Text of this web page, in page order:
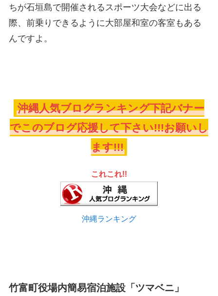
ちが石垣島で開催されるスポーツ大会などに出る
際、前乗りできるように大部屋和室の客室もある
んですよ。
沖縄人気ブログランキング下記バナー
でこのブログ応援して下さい!!!お願いし
ます!!!
これこれ!!
沖縄ランキング
竹富町役場内簡易宿泊施設「ツマベニ」